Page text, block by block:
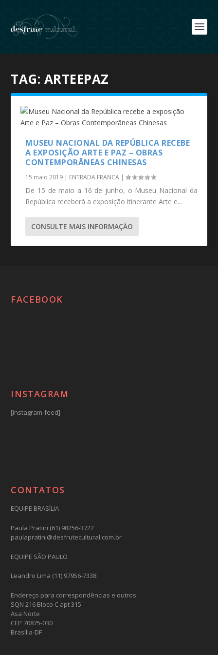
TAG: ARTEEPAZ
MUSEU NACIONAL DA REPÚBLICA RECEBE
A EXPOSIÇÃO ARTE E PAZ – OBRAS
CONTEMPORÂNEAS CHINESAS
15 maio 2019 | ENTRADA FRANCA |
De 15 de maio a 16 de junho, o Museu Nacional da
República receberá a exposição itinerante Arte e...
CONSULTE MAIS INFORMAÇÃO
FACEBOOK
INSTAGRAM
[instagram-feed]
CONTATOS
EQUIPE BRASÍLIA
Paula Pratini (61) 98256-3722
paulapratini@desfrutecultural.com.br
EQUIPE SÃO PAULO
Leandro Lima (11) 97956-7338
Endereço para correspondências e outros:
SQN 216 Bloco C apt 315
Asa Norte
CEP 70875-030
Brasília-DF